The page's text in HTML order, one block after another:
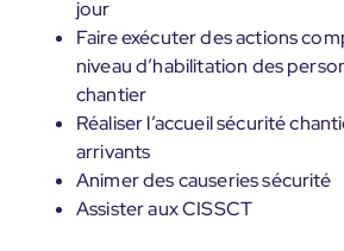
jour
Faire exécuter des actions
niveau d’habilitation des
chantier
Réaliser l’accueil sécurité
arrivants
Animer des causeries sécurité
Assister aux CISSCT